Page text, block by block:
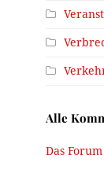
Alle
Das